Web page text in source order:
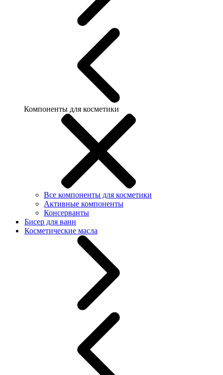
Компоненты для косметики
Все компоненты для косметики
Активные компоненты
Консерванты
Бисер для ванн
Косметические масла